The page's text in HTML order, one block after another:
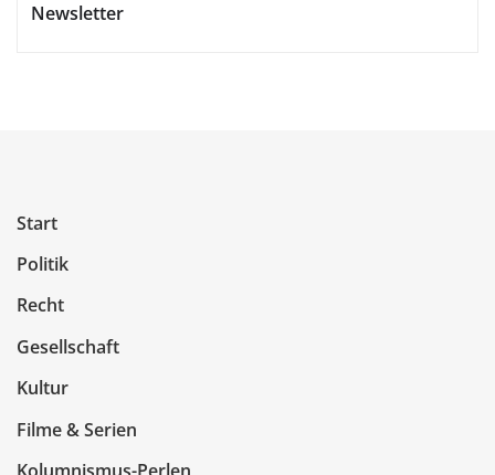
Newsletter
Start
Politik
Recht
Gesellschaft
Kultur
Filme & Serien